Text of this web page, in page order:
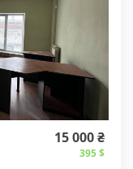
15 000 ₴
395 $